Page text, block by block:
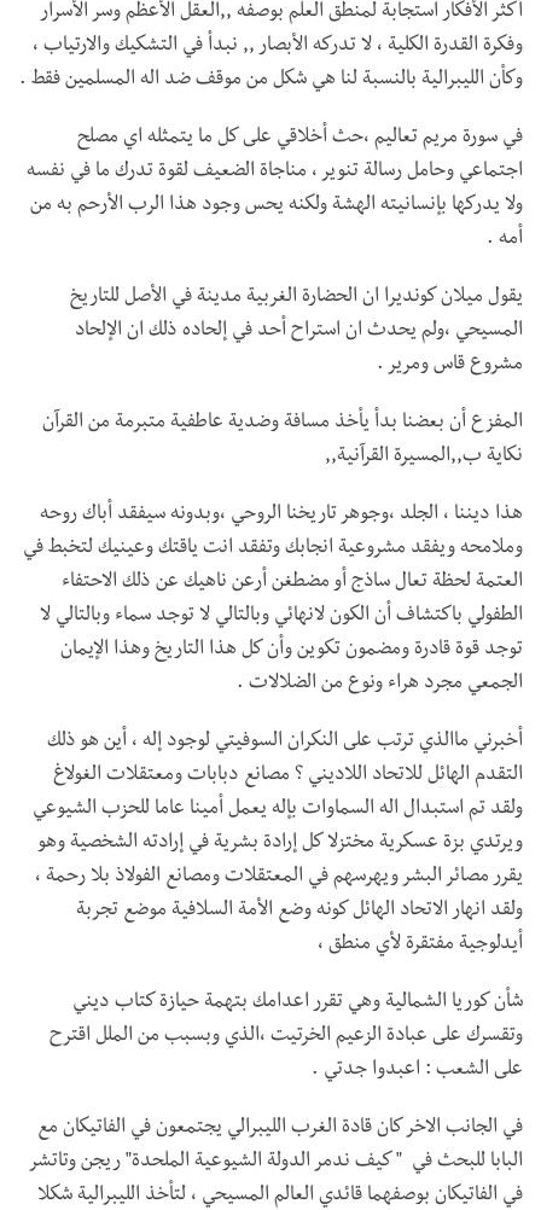
أكثر الأفكار استجابة لمنطق العلم بوصفه ,,العقل الأعظم وسر الأسرار
وفكرة القدرة الكلية ، لا تدركه الأبصار ,, نبدأ في التشكيك والارتياب ،
وكأن الليبرالية بالنسبة لنا هي شكل من موقف ضد اله المسلمين فقط .
في سورة مريم تعاليم ،حث أخلاقي على كل ما يتمثله اي مصلح
اجتماعي وحامل رسالة تنوير ، مناجاة الضعيف لقوة تدرك ما في نفسه
ولا يدركها بإنسانيته الهشة ولكنه يحس وجود هذا الرب الأرحم به من
أمه .
يقول ميلان كونديرا ان الحضارة الغربية مدينة في الأصل للتاريخ
المسيحي ،ولم يحدث ان استراح أحد في إلحاده ذلك ان الإلحاد
مشروع قاس ومرير .
المفزع أن بعضنا بدأ يأخذ مسافة وضدية عاطفية متبرمة من القرآن
نكاية ب,,المسيرة القرآنية,,
هذا ديننا ، الجلد ،وجوهر تاريخنا الروحي ،وبدونه سيفقد أباك روحه
وملامحه ويفقد مشروعية انجابك وتفقد انت ياقتك وعينيك لتخبط في
العتمة لحظة تعال ساذج أو مضطغن أرعن ناهيك عن ذلك الاحتفاء
الطفولي باكتشاف أن الكون لانهائي وبالتالي لا توجد سماء وبالتالي لا
توجد قوة قادرة ومضمون تكوين وأن كل هذا التاريخ وهذا الإيمان
الجمعي مجرد هراء ونوع من الضلالات .
أخبرني ماالذي ترتب على النكران السوفيتي لوجود إله ، أين هو ذلك
التقدم الهائل للاتحاد اللاديني ؟ مصانع دبابات ومعتقلات الغولاغ
ولقد تم استبدال اله السماوات بإله يعمل أمينا عاما للحزب الشيوعي
ويرتدي بزة عسكرية مختزلا كل إرادة بشرية في إرادته الشخصية وهو
يقرر مصائر البشر ويهرسهم في المعتقلات ومصانع الفولاذ بلا رحمة ،
ولقد انهار الاتحاد الهائل كونه وضع الأمة السلافية موضع تجربة
أيدلوجية مفتقرة لأي منطق ،
شأن كوريا الشمالية وهي تقرر اعدامك بتهمة حيازة كتاب ديني
وتقسرك على عبادة الزعيم الخرتيت ،الذي وبسبب من الملل اقترح
على الشعب : اعبدوا جدتي .
في الجانب الاخر كان قادة الغرب الليبرالي يجتمعون في الفاتيكان مع
البابا للبحث في " كيف ندمر الدولة الشيوعية الملحدة" ريجن وتاتشر
في الفاتيكان بوصفهما قائدي العالم المسيحي ، لتأخذ الليبرالية شكلا